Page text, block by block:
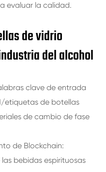
evaluar la calidad.
de vidrio
del alcohol
clave de entrada
etiquetas de botellas
de cambio de fase
de Blockchain:
bebidas espirituosas